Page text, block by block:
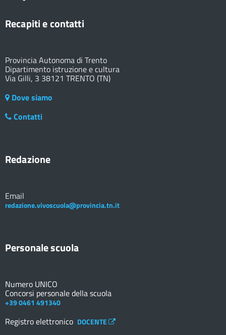
Recapiti e contatti
Provincia Autonoma di Trento
Dipartimento istruzione e cultura
Via Gilli, 3 38121 TRENTO (TN)
Dove siamo
Contatti
Redazione
Email
redazione.vivoscuola@provincia.tn.it
Personale scuola
Numero UNICO
Concorsi personale della scuola
+39 0461 491340
Registro elettronico DOCENTE